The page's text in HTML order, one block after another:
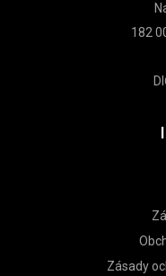
182
Zásady